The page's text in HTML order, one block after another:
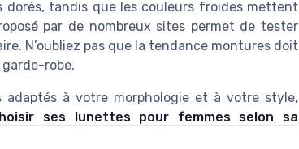
tandis que les couleurs froides mettent
par de nombreux sites permet de tester
N’oubliez pas que la tendance montures doit
robe.
à votre morphologie et à votre style,
ses lunettes pour femmes selon sa